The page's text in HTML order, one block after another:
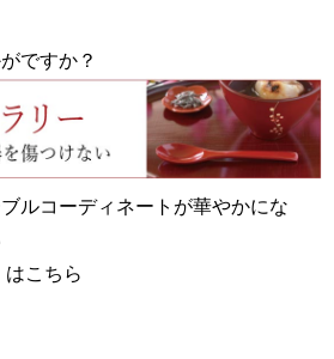
ですか？
ルコーディネートが華やかにな
はこちら